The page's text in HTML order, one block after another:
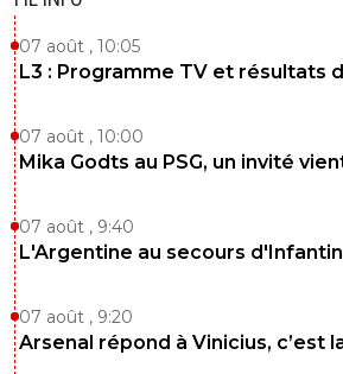
07 août , 10:05
L3 : Programme TV et résultats
07 août , 10:00
Mika Godts au PSG, un invité
07 août , 9:40
L'Argentine au secours
07 août , 9:20
Arsenal répond à Vinicius, c’est